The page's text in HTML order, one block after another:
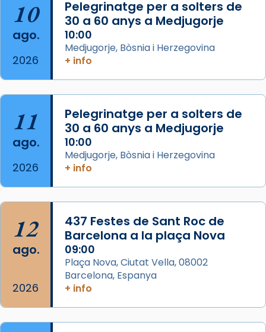
Jaume, fill de Zebedeu, és juntament amb el
seu germà Joan i Pere un dels que
acompanyava més de prop Jesús.
Segons el llibre dels Fets (12,2) fou el primer
apòstol màrtir, decapitat a Jerusalem per
Herodes Agripa (vers l'any 44).
Patró de Galícia, després de les invasions
musulmanes fou venerat com a patró dels
Regnes castellans i més tard de tota
Espanya.
View on Facebook · Share
10
ago.
2026
Pelegrinatge per a solters de
30 a 60 anys a Medjugorje
10:00
Medjugorje, Bòsnia i Herzegovina
+ info
11
ago.
2026
Pelegrinatge per a solters de
30 a 60 anys a Medjugorje
10:00
Medjugorje, Bòsnia i Herzegovina
+ info
12
ago.
2026
437 Festes de Sant Roc de
Barcelona a la plaça Nova
09:00
Plaça Nova, Ciutat Vella, 08002
Barcelona, Espanya
+ info